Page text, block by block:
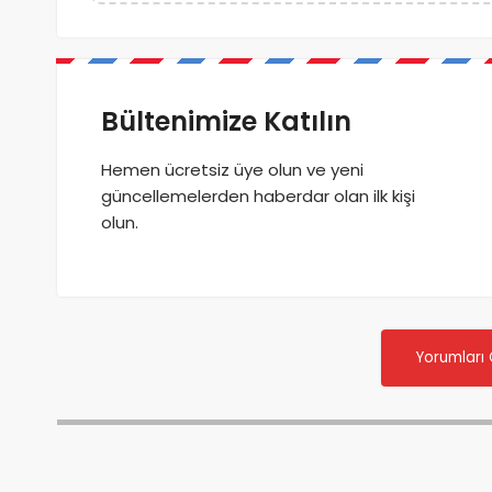
Bültenimize Katılın
Hemen ücretsiz üye olun ve yeni
güncellemelerden haberdar olan ilk kişi
olun.